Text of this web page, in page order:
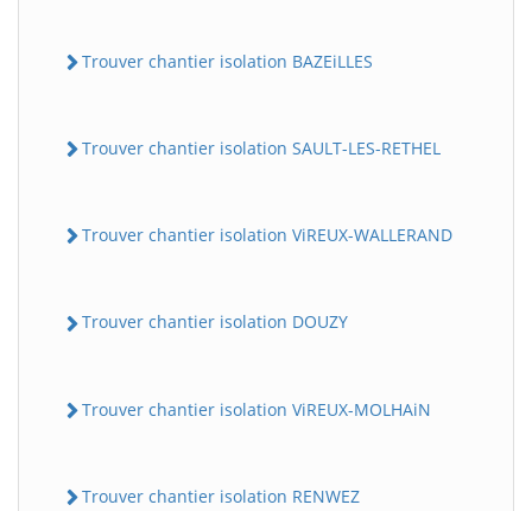
Trouver chantier isolation BAZEiLLES
Trouver chantier isolation SAULT-LES-RETHEL
Trouver chantier isolation ViREUX-WALLERAND
Trouver chantier isolation DOUZY
Trouver chantier isolation ViREUX-MOLHAiN
Trouver chantier isolation RENWEZ